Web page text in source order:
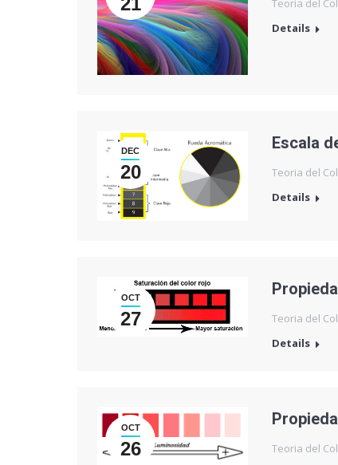
Teoria del
Details
DEC
20
Escala
Teoria del
Details
OCT
27 Teoria del
Details
OCT
26 Teoria del